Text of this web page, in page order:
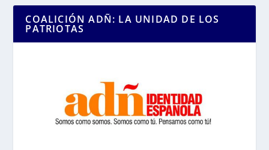
COALICIÓN ADÑ: LA UNIDAD DE LOS
PATRIOTAS